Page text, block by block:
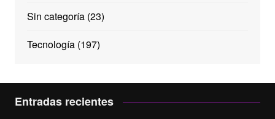
Sin categoría(23)
Tecnología(197)
Entradas recientes